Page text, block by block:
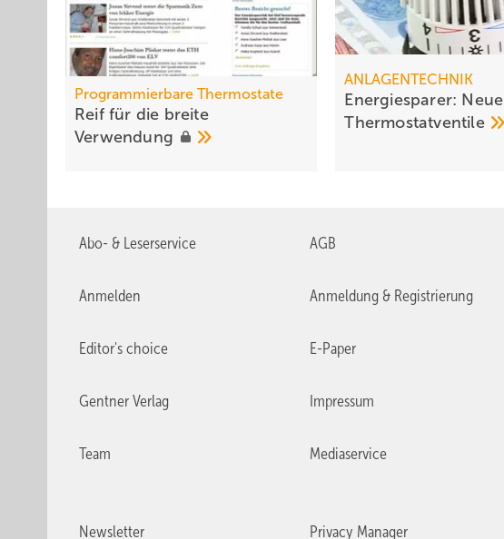
Programmierbare Thermostate
Reif für die breite
Verwendung
ANLAGENTECHNIK
Energiesparer: Neue
Thermostatventile
Abo- & Leserservice AGB
Anmelden Anmeldung & Registrierung
Editor's choice E-Paper
Gentner Verlag Impressum
Team Mediaservice
Newsletter Privacy Manager